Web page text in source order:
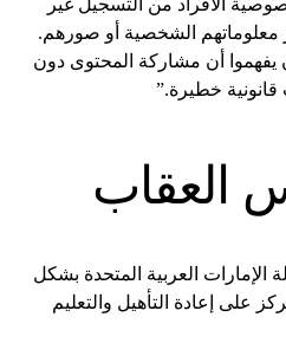
الأفراد من التسجيل غير
معلوماتهم الشخصية أو صورهم.
يفهموا أن مشاركة المحتوى دون
خطيرة.”
العقاب
العربية المتحدة بشكل
على إعادة التأهيل والتعليم